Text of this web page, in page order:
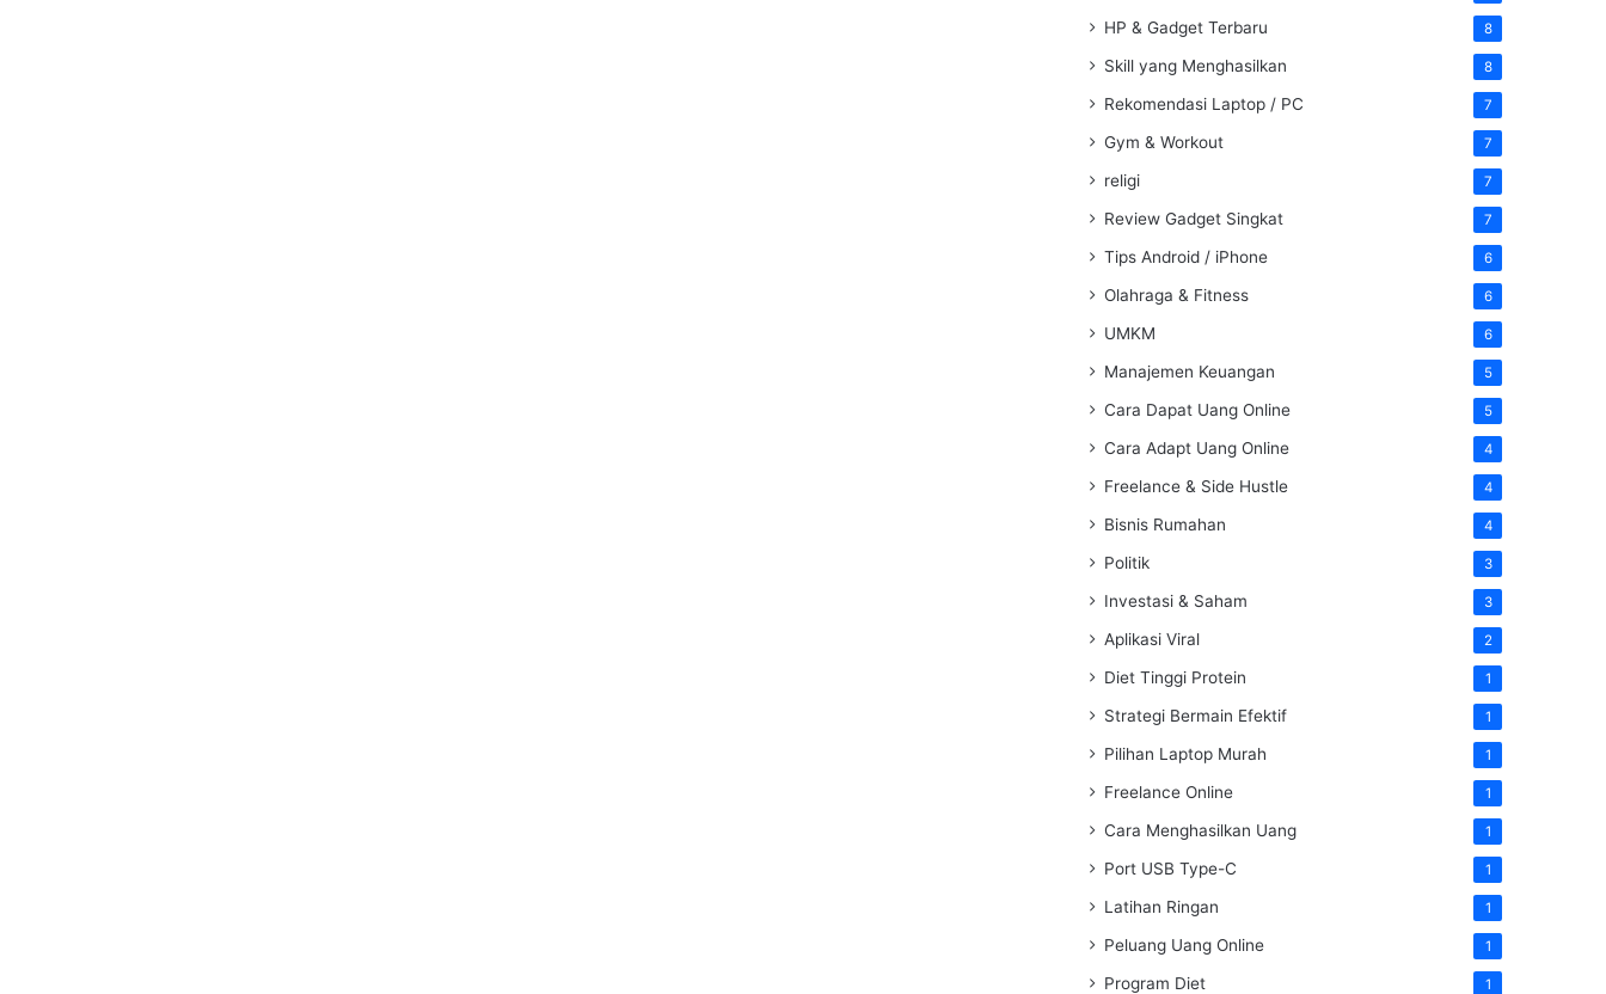
HP & Gadget Terbaru 8
Skill yang Menghasilkan 8
Rekomendasi Laptop / PC 7
Gym & Workout 7
religi 7
Review Gadget Singkat 7
Tips Android / iPhone 6
Olahraga & Fitness 6
UMKM 6
Manajemen Keuangan 5
Cara Dapat Uang Online 5
Cara Adapt Uang Online 4
Freelance & Side Hustle 4
Bisnis Rumahan 4
Politik 3
Investasi & Saham 3
Aplikasi Viral 2
Diet Tinggi Protein 1
Strategi Bermain Efektif 1
Pilihan Laptop Murah 1
Freelance Online 1
Cara Menghasilkan Uang 1
Port USB Type-C 1
Latihan Ringan 1
Peluang Uang Online 1
Program Diet 1